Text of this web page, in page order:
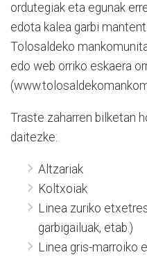
ordutegiak eta egunak
edota kalea garbi
Tolosaldeko
edo web orriko eskaera
Traste zaharren bilketan
daitezke:
Altzariak
Koltxoiak
Linea zuriko
garbigailuak, etab.)
Linea gris-marroiko